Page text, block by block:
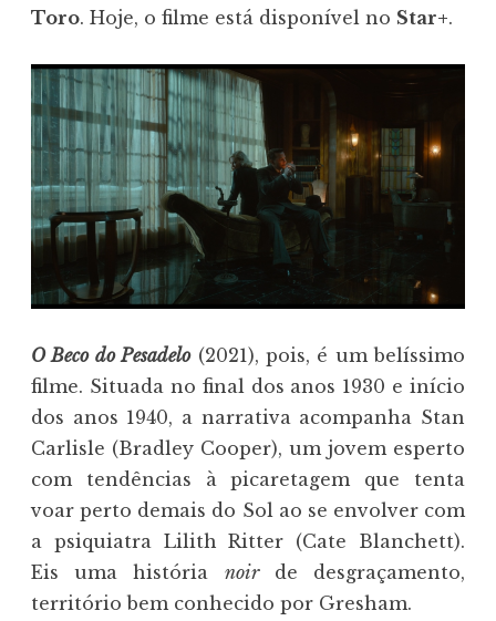
Toro. Hoje, o filme está disponível no Star+.
O Beco do Pesadelo(2021), pois, é um belíssimo
filme. Situada no final dos anos 1930 e início
dos anos 1940, a narrativa acompanha Stan
Carlisle (Bradley Cooper), um jovem esperto
com tendências à picaretagem que tenta
voar perto demais do Sol ao se envolver com
a psiquiatra Lilith Ritter (Cate Blanchett).
Eis uma história noirde desgraçamento,
território bem conhecido por Gresham.